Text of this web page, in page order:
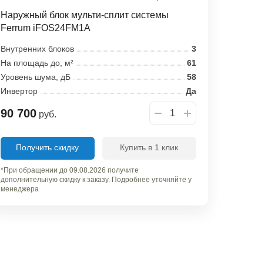
Наружный блок мульти-сплит системы
Ferrum iFOS24FM1A
Внутренних блоков
3
На площадь до, м²
61
Уровень шума, дБ
58
Инвертор
Да
90 700руб.
Получить скидку Купить в 1 клик
*При обращении до 09.08.2026 получите
дополнительную скидку к заказу. Подробнее уточняйте у
менеджера